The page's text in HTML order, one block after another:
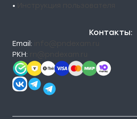
•
Контакты:
Email:
РКН: